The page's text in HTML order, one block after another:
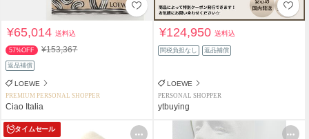
¥65,014送料込
57%OFF ¥153,367
返品補償
LOEWE
PREMIUM PERSONAL SHOPPER
Ciao Italia
¥124,950送料込
関税負担なし 返品補償
LOEWE
PERSONAL SHOPPER
ytbuying
タイムセール